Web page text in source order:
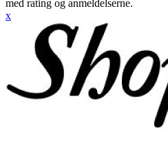
med rating og anmeldelserne.
x